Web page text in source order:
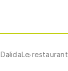
DalidaLe